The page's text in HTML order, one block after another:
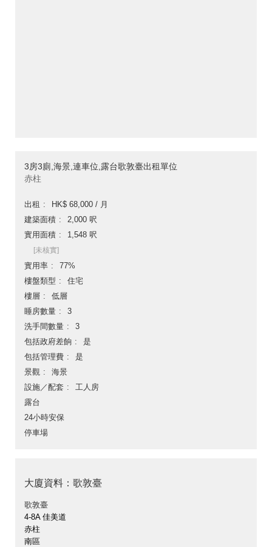
3房3廁,海景,連車位,露台歌敦臺出租單位
赤柱
出租
HK$ 68,000 / 月
建築面積
2,000 呎
實用面積
1,548 呎
[未核實]
實用率
77%
樓盤類型
住宅
樓層
低層
睡房數量
3
洗手間數量
3
包括政府差餉
是
包括管理費
是
景觀
海景
設施／配套
工人房
露台
24小時安保
停車場
大廈資料：歌敦臺
歌敦臺
4-8A 佳美道
赤柱
南區